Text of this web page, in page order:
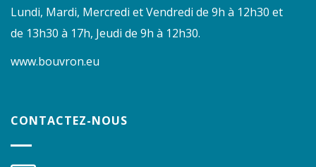
Lundi, Mardi, Mercredi et Vendredi de 9h à 12h30 et
de 13h30 à 17h, Jeudi de 9h à 12h30.
www.bouvron.eu
CONTACTEZ-NOUS